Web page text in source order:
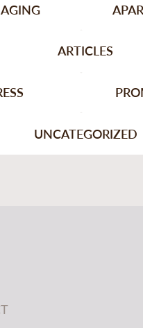
ARTICLES
UNCATEGORIZED